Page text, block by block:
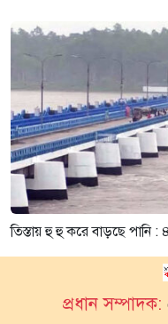
তিস্তায় হু হু করে বাড়ছে
প্রধান সম্পাদক: